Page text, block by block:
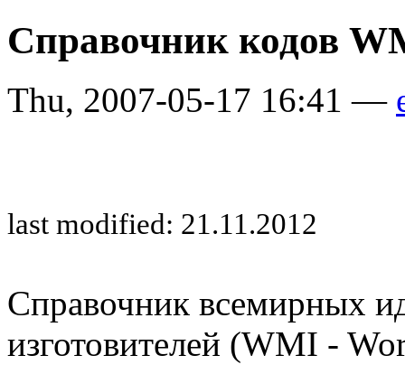
Справочник кодов
Thu, 2007-05-17 16:41 —
last modified: 21.11.2012
Справочник всемирных
изготовителей (WMI -